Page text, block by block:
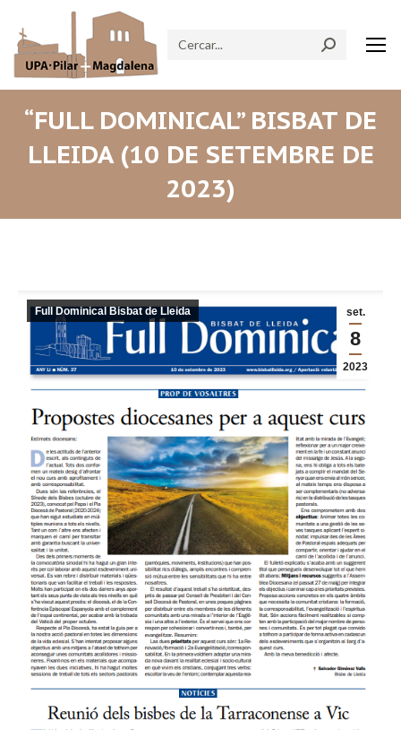
Search:
“FULL DOMINICAL” BISBAT DE
LLEIDA (10 DE SETEMBRE DE
2023)
set.
8
2023
Full Dominical Bisbat de Lleida